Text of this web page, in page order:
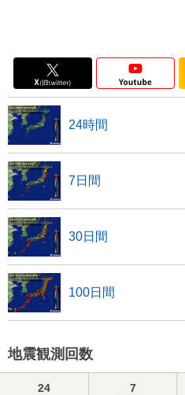
24時間
7日間
30日間
100日間
地震観測回数
24
7